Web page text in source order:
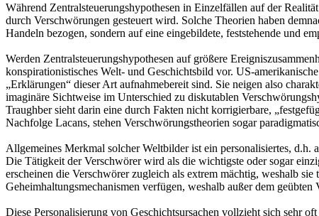
Während Zentralsteuerungshypothesen in Einzelfällen auf der
durch Verschwörungen gesteuert wird. Solche Theorien haben
Handeln bezogen, sondern auf eine eingebildete, feststehende und
Werden Zentralsteuerungshypothesen auf größere
konspirationistisches Welt- und Geschichtsbild vor. US-
„Erklärungen“ dieser Art aufnahmebereit sind. Sie neigen also
imaginäre Sichtweise im Unterschied zu diskutablen
Traughber sieht darin eine durch Fakten nicht korrigierbare,
Nachfolge Lacans, stehen Verschwörungstheorien sogar
Allgemeines Merkmal solcher Weltbilder ist ein personalisiertes,
Die Tätigkeit der Verschwörer wird als die wichtigste oder sogar
erscheinen die Verschwörer zugleich als extrem mächtig, weshalb
Geheimhaltungsmechanismen verfügen, weshalb außer dem
Diese Personalisierung von Geschichtsursachen vollzieht sich sehr